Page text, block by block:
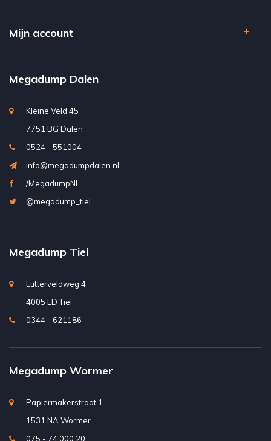
Mijn account
Megadump Dalen
Kleine Veld 45
7751 BG Dalen
0524 - 551004
info@megadumpdalen.nl
/MegadumpNL
@megadump_tiel
Megadump Tiel
Lutterveldweg 4
4005 LD Tiel
0344 - 621186
Megadump Wormer
Papiermakerstraat 1
1531 NA Wormer
075 - 74 000 20